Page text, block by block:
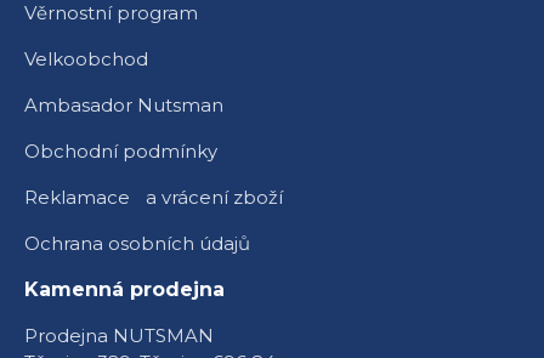
Věrnostní program
Velkoobchod
Ambasador Nutsman
Obchodní podmínky
Reklamace a vrácení zboží
Ochrana osobních údajů
Kamenná prodejna
Prodejna NUTSMAN